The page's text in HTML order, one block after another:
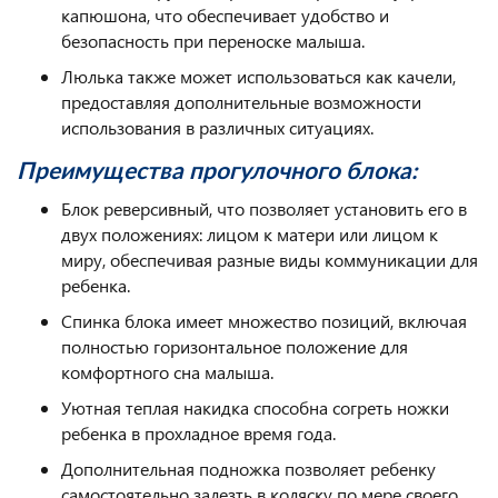
капюшона, что обеспечивает удобство и
безопасность при переноске малыша.
Люлька также может использоваться как качели,
предоставляя дополнительные возможности
использования в различных ситуациях.
Преимущества прогулочного блока:
Блок реверсивный, что позволяет установить его в
двух положениях: лицом к матери или лицом к
миру, обеспечивая разные виды коммуникации для
ребенка.
Спинка блока имеет множество позиций, включая
полностью горизонтальное положение для
комфортного сна малыша.
Уютная теплая накидка способна согреть ножки
ребенка в прохладное время года.
Дополнительная подножка позволяет ребенку